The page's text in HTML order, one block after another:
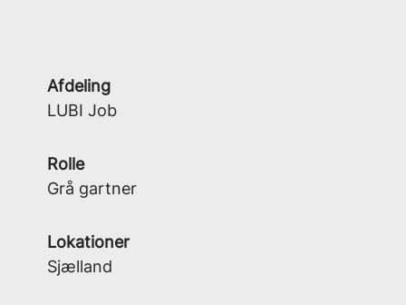
Afdeling
LUBI Job
Rolle
Grå gartner
Lokationer
Sjælland